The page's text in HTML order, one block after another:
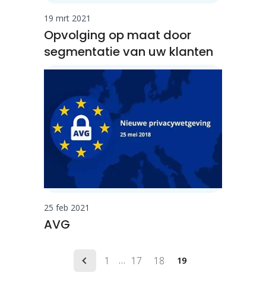
19 mrt 2021
Opvolging op maat door
segmentatie van uw klanten
25 feb 2021
AVG
1 … 17 18 19